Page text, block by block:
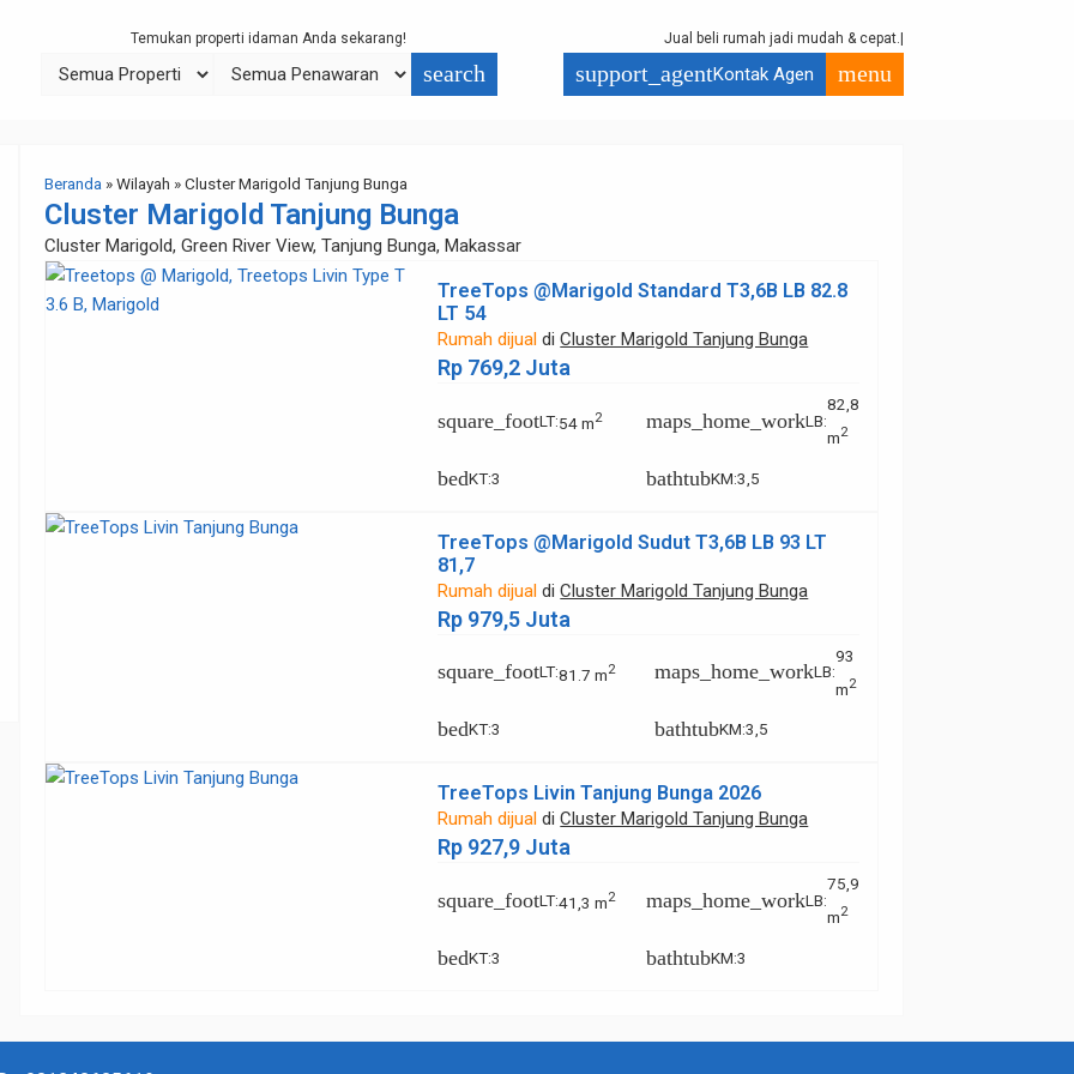
Temukan properti idaman Anda sekarang!
search
Jua be i ruma h jadi mud a h & cepat.
support_agentKontak Agen menu
Beranda » Wilayah » Cluster Marigold Tanjung Bunga
Cluster Marigold Tanjung Bunga
Cluster Marigold, Green River View, Tanjung Bunga, Makassar
TreeTops @Marigold Standard T3,6B LB 82.8
LT 54
Rumah dijual diCluster Marigold Tanjung Bunga
Rp 769,2 Juta
square_footLT:54 m2 maps_home_workLB:
82,8
m2
bedKT:3 bathtubKM:3,5
TreeTops @Marigold Sudut T3,6B LB 93 LT
81,7
Rumah dijual diCluster Marigold Tanjung Bunga
Rp 979,5 Juta
square_footLT:81.7 m2 maps_home_workLB:
93
m2
bedKT:3 bathtubKM:3,5
TreeTops Livin Tanjung Bunga 2026
Rumah dijual diCluster Marigold Tanjung Bunga
Rp 927,9 Juta
square_footLT:41,3 m2 maps_home_workLB:
75,9
m2
bedKT:3 bathtubKM:3